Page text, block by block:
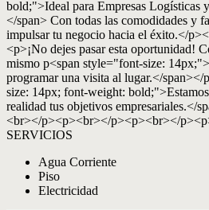
bold;">Ideal para Empresas Logísticas
</span> Con todas las comodidades y
impulsar tu negocio hacia el éxito.</
<p>¡No dejes pasar esta oportunidad!
mismo p<span style="font-size:
programar una visita al lugar.</
size: 14px; font-weight:
realidad tus objetivos empresariales.</
<br></p><p><br></p><p><br></
SERVICIOS
Agua Corriente
Piso
Electricidad